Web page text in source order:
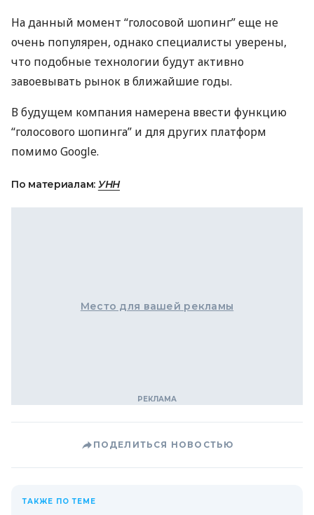
На данный момент “голосовой шопинг” еще не
очень популярен, однако специалисты уверены,
что подобные технологии будут активно
завоевывать рынок в ближайшие годы.
В будущем компания намерена ввести функцию
“голосового шопинга” и для других платформ
помимо Google.
По материалам: УНН
Место для вашей рекламы
ПОДЕЛИТЬСЯ НОВОСТЬЮ
ТАКЖЕ ПО ТЕМЕ